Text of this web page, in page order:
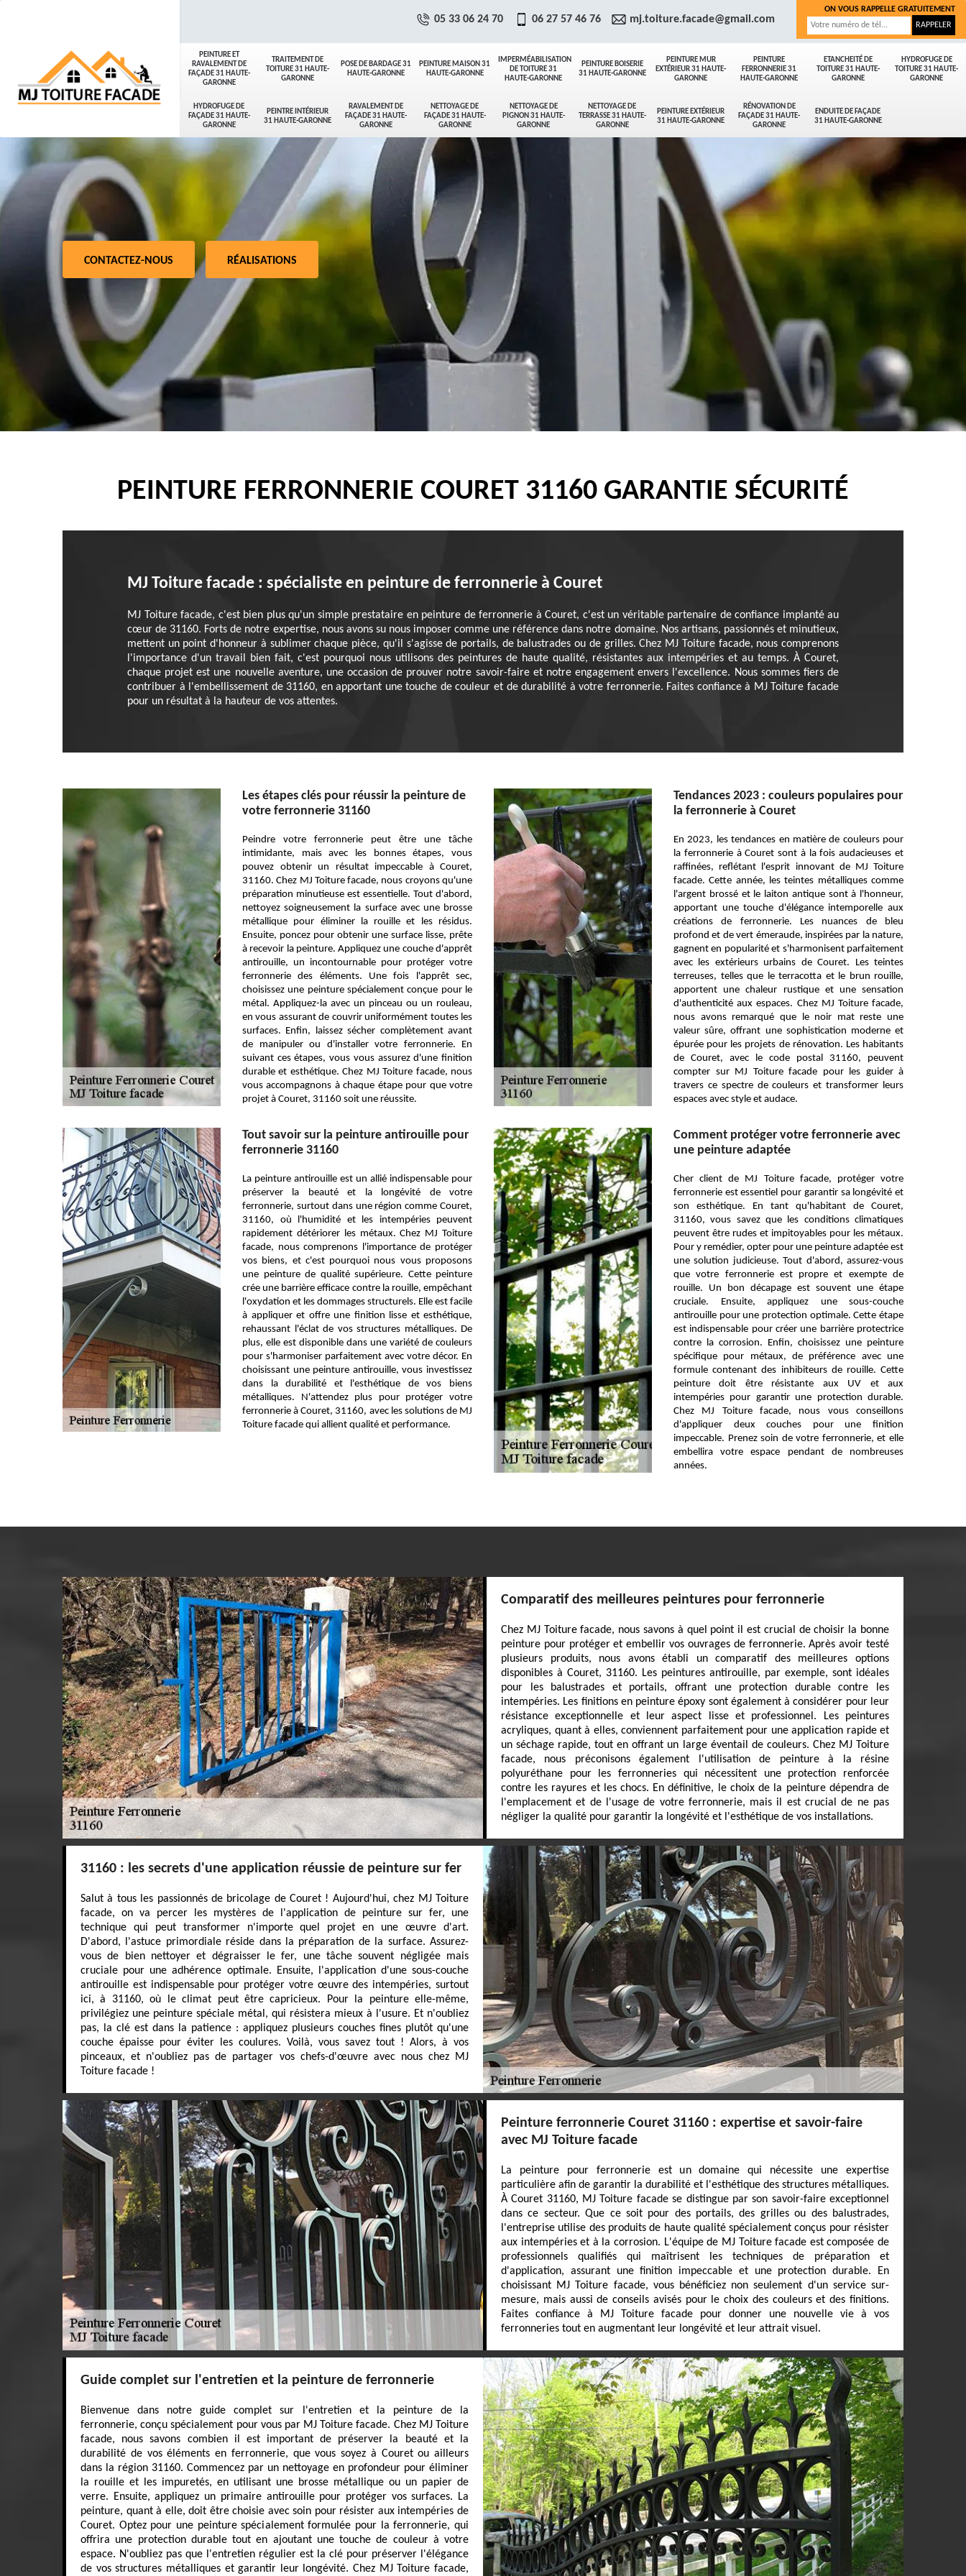
PEINTURE ET
RAVALEMENT DE
FAÇADE 31 HAUTE-
GARONNE
TRAITEMENT DE
TOITURE 31 HAUTE-
GARONNE
POSE DE BARDAGE 31
HAUTE-GARONNE
PEINTURE MAISON 31
HAUTE-GARONNE
IMPERMÉABILISATION
DE TOITURE 31
HAUTE-GARONNE
PEINTURE BOISERIE
31 HAUTE-GARONNE
PEINTURE MUR
EXTÉRIEUR 31 HAUTE-
GARONNE
PEINTURE
FERRONNERIE 31
HAUTE-GARONNE
ETANCHEITÉ DE
TOITURE 31 HAUTE-
GARONNE
HYDROFUGE DE
TOITURE 31 HAUTE-
GARONNE
HYDROFUGE DE
FAÇADE 31 HAUTE-
GARONNE
PEINTRE INTÉRIEUR
31 HAUTE-GARONNE
RAVALEMENT DE
FAÇADE 31 HAUTE-
GARONNE
NETTOYAGE DE
FAÇADE 31 HAUTE-
GARONNE
NETTOYAGE DE
PIGNON 31 HAUTE-
GARONNE
NETTOYAGE DE
TERRASSE 31 HAUTE-
GARONNE
PEINTURE EXTÉRIEUR
31 HAUTE-GARONNE
RÉNOVATION DE
FAÇADE 31 HAUTE-
GARONNE
ENDUITE DE FAÇADE
31 HAUTE-GARONNE
05 33 06 24 70 06 27 57 46 76 mj.toiture.facade@gmail.com
ON VOUS RAPPELLE GRATUITEMENT
CONTACTEZ-NOUS RÉALISATIONS
PEINTURE FERRONNERIE COURET 31160 GARANTIE SÉCURITÉ
MJ Toiture facade : spécialiste en peinture de ferronnerie à Couret
MJ Toiture facade, c'est bien plus qu'un simple prestataire en peinture de ferronnerie à Couret, c'est un véritable partenaire de confiance implanté au
cœur de 31160. Forts de notre expertise, nous avons su nous imposer comme une référence dans notre domaine. Nos artisans, passionnés et minutieux,
mettent un point d'honneur à sublimer chaque pièce, qu'il s'agisse de portails, de balustrades ou de grilles. Chez MJ Toiture facade, nous comprenons
l'importance d'un travail bien fait, c'est pourquoi nous utilisons des peintures de haute qualité, résistantes aux intempéries et au temps. À Couret,
chaque projet est une nouvelle aventure, une occasion de prouver notre savoir-faire et notre engagement envers l'excellence. Nous sommes fiers de
contribuer à l'embellissement de 31160, en apportant une touche de couleur et de durabilité à votre ferronnerie. Faites confiance à MJ Toiture facade
pour un résultat à la hauteur de vos attentes.
Les étapes clés pour réussir la peinture de
votre ferronnerie 31160
Peindre votre ferronnerie peut être une tâche
intimidante, mais avec les bonnes étapes, vous
pouvez obtenir un résultat impeccable à Couret,
31160. Chez MJ Toiture facade, nous croyons qu'une
préparation minutieuse est essentielle. Tout d'abord,
nettoyez soigneusement la surface avec une brosse
métallique pour éliminer la rouille et les résidus.
Ensuite, poncez pour obtenir une surface lisse, prête
à recevoir la peinture. Appliquez une couche d'apprêt
antirouille, un incontournable pour protéger votre
ferronnerie des éléments. Une fois l'apprêt sec,
choisissez une peinture spécialement conçue pour le
métal. Appliquez-la avec un pinceau ou un rouleau,
en vous assurant de couvrir uniformément toutes les
surfaces. Enfin, laissez sécher complètement avant
de manipuler ou d'installer votre ferronnerie. En
suivant ces étapes, vous vous assurez d'une finition
durable et esthétique. Chez MJ Toiture facade, nous
vous accompagnons à chaque étape pour que votre
projet à Couret, 31160 soit une réussite.
Tendances 2023 : couleurs populaires pour
la ferronnerie à Couret
En 2023, les tendances en matière de couleurs pour
la ferronnerie à Couret sont à la fois audacieuses et
raffinées, reflétant l'esprit innovant de MJ Toiture
facade. Cette année, les teintes métalliques comme
l'argent brossé et le laiton antique sont à l'honneur,
apportant une touche d'élégance intemporelle aux
créations de ferronnerie. Les nuances de bleu
profond et de vert émeraude, inspirées par la nature,
gagnent en popularité et s'harmonisent parfaitement
avec les extérieurs urbains de Couret. Les teintes
terreuses, telles que le terracotta et le brun rouille,
apportent une chaleur rustique et une sensation
d'authenticité aux espaces. Chez MJ Toiture facade,
nous avons remarqué que le noir mat reste une
valeur sûre, offrant une sophistication moderne et
épurée pour les projets de rénovation. Les habitants
de Couret, avec le code postal 31160, peuvent
compter sur MJ Toiture facade pour les guider à
travers ce spectre de couleurs et transformer leurs
espaces avec style et audace.
Tout savoir sur la peinture antirouille pour
ferronnerie 31160
La peinture antirouille est un allié indispensable pour
préserver la beauté et la longévité de votre
ferronnerie, surtout dans une région comme Couret,
31160, où l'humidité et les intempéries peuvent
rapidement détériorer les métaux. Chez MJ Toiture
facade, nous comprenons l'importance de protéger
vos biens, et c'est pourquoi nous vous proposons
une peinture de qualité supérieure. Cette peinture
crée une barrière efficace contre la rouille, empêchant
l'oxydation et les dommages structurels. Elle est facile
à appliquer et offre une finition lisse et esthétique,
rehaussant l'éclat de vos structures métalliques. De
plus, elle est disponible dans une variété de couleurs
pour s'harmoniser parfaitement avec votre décor. En
choisissant une peinture antirouille, vous investissez
dans la durabilité et l'esthétique de vos biens
métalliques. N'attendez plus pour protéger votre
ferronnerie à Couret, 31160, avec les solutions de MJ
Toiture facade qui allient qualité et performance.
Comment protéger votre ferronnerie avec
une peinture adaptée
Cher client de MJ Toiture facade, protéger votre
ferronnerie est essentiel pour garantir sa longévité et
son esthétique. En tant qu'habitant de Couret,
31160, vous savez que les conditions climatiques
peuvent être rudes et impitoyables pour les métaux.
Pour y remédier, opter pour une peinture adaptée est
une solution judicieuse. Tout d'abord, assurez-vous
que votre ferronnerie est propre et exempte de
rouille. Un bon décapage est souvent une étape
cruciale. Ensuite, appliquez une sous-couche
antirouille pour une protection optimale. Cette étape
est indispensable pour créer une barrière protectrice
contre la corrosion. Enfin, choisissez une peinture
spécifique pour métaux, de préférence avec une
formule contenant des inhibiteurs de rouille. Cette
peinture doit être résistante aux UV et aux
intempéries pour garantir une protection durable.
Chez MJ Toiture facade, nous vous conseillons
d'appliquer deux couches pour une finition
impeccable. Prenez soin de votre ferronnerie, et elle
embellira votre espace pendant de nombreuses
années.
Comparatif des meilleures peintures pour ferronnerie
Chez MJ Toiture facade, nous savons à quel point il est crucial de choisir la bonne
peinture pour protéger et embellir vos ouvrages de ferronnerie. Après avoir testé
plusieurs produits, nous avons établi un comparatif des meilleures options
disponibles à Couret, 31160. Les peintures antirouille, par exemple, sont idéales
pour les balustrades et portails, offrant une protection durable contre les
intempéries. Les finitions en peinture époxy sont également à considérer pour leur
résistance exceptionnelle et leur aspect lisse et professionnel. Les peintures
acryliques, quant à elles, conviennent parfaitement pour une application rapide et
un séchage rapide, tout en offrant un large éventail de couleurs. Chez MJ Toiture
facade, nous préconisons également l'utilisation de peinture à la résine
polyuréthane pour les ferronneries qui nécessitent une protection renforcée
contre les rayures et les chocs. En définitive, le choix de la peinture dépendra de
l'emplacement et de l'usage de votre ferronnerie, mais il est crucial de ne pas
négliger la qualité pour garantir la longévité et l'esthétique de vos installations.
31160 : les secrets d'une application réussie de peinture sur fer
Salut à tous les passionnés de bricolage de Couret ! Aujourd'hui, chez MJ Toiture
facade, on va percer les mystères de l'application de peinture sur fer, une
technique qui peut transformer n'importe quel projet en une œuvre d'art.
D'abord, l'astuce primordiale réside dans la préparation de la surface. Assurez-
vous de bien nettoyer et dégraisser le fer, une tâche souvent négligée mais
cruciale pour une adhérence optimale. Ensuite, l'application d'une sous-couche
antirouille est indispensable pour protéger votre œuvre des intempéries, surtout
ici, à 31160, où le climat peut être capricieux. Pour la peinture elle-même,
privilégiez une peinture spéciale métal, qui résistera mieux à l'usure. Et n'oubliez
pas, la clé est dans la patience : appliquez plusieurs couches fines plutôt qu'une
couche épaisse pour éviter les coulures. Voilà, vous savez tout ! Alors, à vos
pinceaux, et n'oubliez pas de partager vos chefs-d'œuvre avec nous chez MJ
Toiture facade !
Peinture ferronnerie Couret 31160 : expertise et savoir-faire
avec MJ Toiture facade
La peinture pour ferronnerie est un domaine qui nécessite une expertise
particulière afin de garantir la durabilité et l'esthétique des structures métalliques.
À Couret 31160, MJ Toiture facade se distingue par son savoir-faire exceptionnel
dans ce secteur. Que ce soit pour des portails, des grilles ou des balustrades,
l'entreprise utilise des produits de haute qualité spécialement conçus pour résister
aux intempéries et à la corrosion. L'équipe de MJ Toiture facade est composée de
professionnels qualifiés qui maîtrisent les techniques de préparation et
d'application, assurant une finition impeccable et une protection durable. En
choisissant MJ Toiture facade, vous bénéficiez non seulement d'un service sur-
mesure, mais aussi de conseils avisés pour le choix des couleurs et des finitions.
Faites confiance à MJ Toiture facade pour donner une nouvelle vie à vos
ferronneries tout en augmentant leur longévité et leur attrait visuel.
Guide complet sur l'entretien et la peinture de ferronnerie
Bienvenue dans notre guide complet sur l'entretien et la peinture de la
ferronnerie, conçu spécialement pour vous par MJ Toiture facade. Chez MJ Toiture
facade, nous savons combien il est important de préserver la beauté et la
durabilité de vos éléments en ferronnerie, que vous soyez à Couret ou ailleurs
dans la région 31160. Commencez par un nettoyage en profondeur pour éliminer
la rouille et les impuretés, en utilisant une brosse métallique ou un papier de
verre. Ensuite, appliquez un primaire antirouille pour protéger vos surfaces. La
peinture, quant à elle, doit être choisie avec soin pour résister aux intempéries de
Couret. Optez pour une peinture spécialement formulée pour la ferronnerie, qui
offrira une protection durable tout en ajoutant une touche de couleur à votre
espace. N'oubliez pas que l'entretien régulier est la clé pour préserver l'élégance
de vos structures métalliques et garantir leur longévité. Chez MJ Toiture facade,